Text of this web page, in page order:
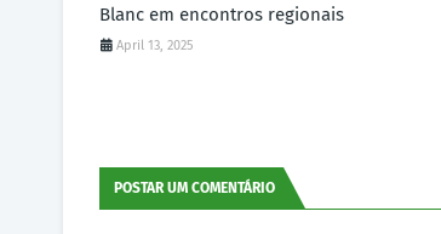
Blanc em encontros regionais
April 13, 2025
POSTAR UM COMENTÁRIO